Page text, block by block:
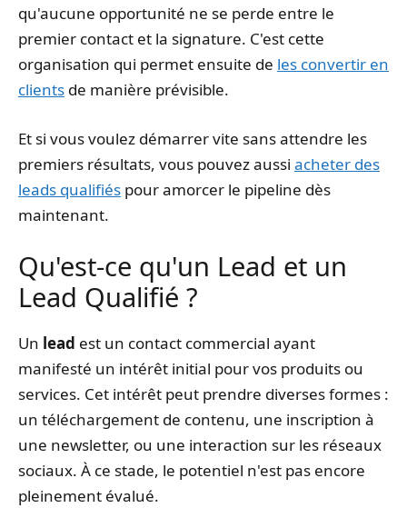
qu'aucune opportunité ne se perde entre le
premier contact et la signature. C'est cette
organisation qui permet ensuite de les convertir en
clients de manière prévisible.
Et si vous voulez démarrer vite sans attendre les
premiers résultats, vous pouvez aussi acheter des
leads qualifiés pour amorcer le pipeline dès
maintenant.
Qu'est-ce qu'un Lead et un
Lead Qualifié ?
Un lead est un contact commercial ayant
manifesté un intérêt initial pour vos produits ou
services. Cet intérêt peut prendre diverses formes :
un téléchargement de contenu, une inscription à
une newsletter, ou une interaction sur les réseaux
sociaux. À ce stade, le potentiel n'est pas encore
pleinement évalué.